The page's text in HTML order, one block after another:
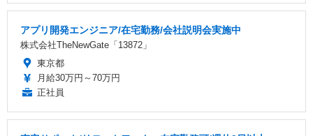
アプリ開発エンジニア/在宅勤務/会社説明会実施中
株式会社TheNewGate「13872」
東京都
月給30万円～70万円
正社員